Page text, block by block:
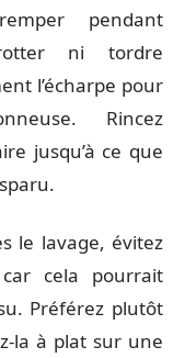
pendant
ni tordre
l’écharpe pour
Rincez
jusqu’à ce que
le lavage, évitez
cela pourrait
Préférez plutôt
la à plat sur une